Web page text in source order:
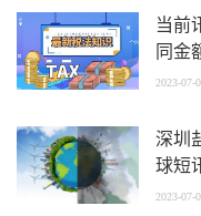
当前
同金
2023-07-
深圳
球短
2023-07-